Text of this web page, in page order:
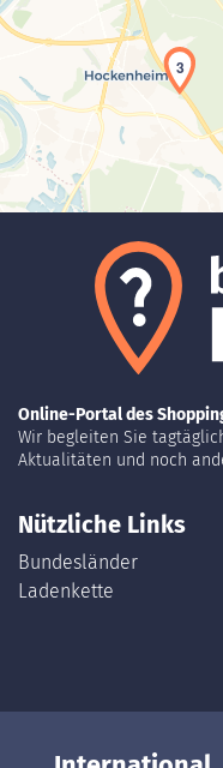
3
Online-Portal des
Wir begleiten Sie
Aktualitäten und noch
Nützliche Links
Bundesländer
Ladenkette